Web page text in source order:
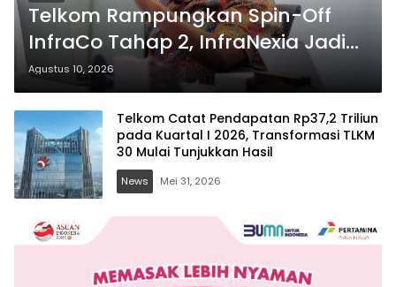
Telkom Rampungkan Spin-Off
InfraCo Tahap 2, InfraNexia Jadi
Pilar Utama Bisnis Wholesale
Connectivity
Agustus 10, 2026
Telkom Catat Pendapatan Rp37,2 Triliun
pada Kuartal I 2026, Transformasi TLKM
30 Mulai Tunjukkan Hasil
News Mei 31, 2026